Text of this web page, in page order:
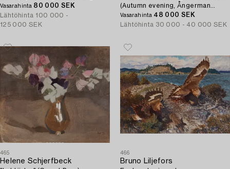
Vasarahinta 80 000 SEK
Lähtöhinta 100 000 -
125 000 SEK
(Autumn evening, Ångerman
river).
Vasarahinta 48 000 SEK
Lähtöhinta 30 000 - 40 000 SEK
465
Helene Schjerfbeck
466
Bruno Liljefors